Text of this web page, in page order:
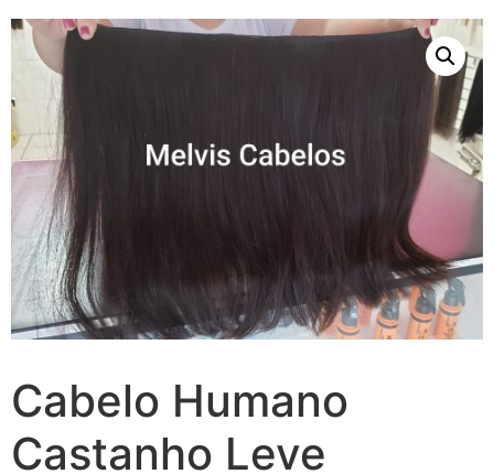
Cabelo Humano
Castanho Leve